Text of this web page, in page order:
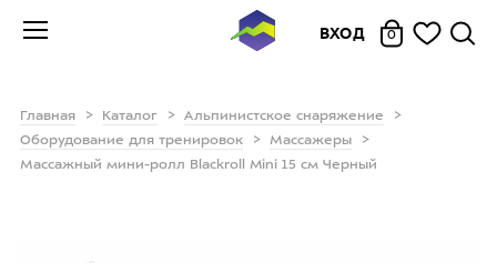
ВХОД 0
Главная Каталог
Альпинистское снаряжение
Оборудование для тренировок
Массажеры
Массажный мини-ролл Blackroll Mini 15 см Черный